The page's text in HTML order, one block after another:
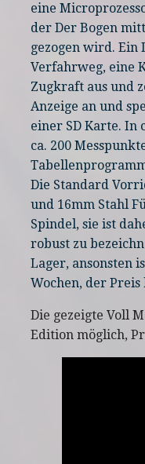
eine
der Der Bogen
gezogen wird. Ein
Verfahrweg, eine
Zugkraft aus und
Anzeige an und
einer SD Karte. In
ca. 200
Die Standard
und 16mm Stahl
Spindel, sie ist
robust zu
Lager, ansonsten
Wochen, der Preis
Die gezeigte Voll
Edition möglich,